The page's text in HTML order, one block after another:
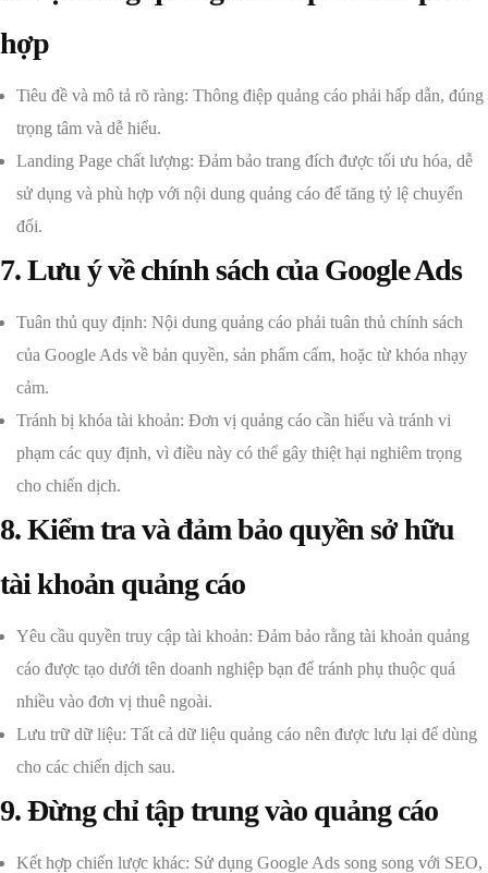
hợp
Tiêu đề và mô tả rõ ràng: Thông điệp quảng cáo phải hấp dẫn, đúng
trọng tâm và dễ hiểu.
Landing Page chất lượng: Đảm bảo trang đích được tối ưu hóa, dễ
sử dụng và phù hợp với nội dung quảng cáo để tăng tỷ lệ chuyển
đổi.
7. Lưu ý về chính sách của Google Ads
Tuân thủ quy định: Nội dung quảng cáo phải tuân thủ chính sách
của Google Ads về bản quyền, sản phẩm cấm, hoặc từ khóa nhạy
cảm.
Tránh bị khóa tài khoản: Đơn vị quảng cáo cần hiểu và tránh vi
phạm các quy định, vì điều này có thể gây thiệt hại nghiêm trọng
cho chiến dịch.
8. Kiểm tra và đảm bảo quyền sở hữu
tài khoản quảng cáo
Yêu cầu quyền truy cập tài khoản: Đảm bảo rằng tài khoản quảng
cáo được tạo dưới tên doanh nghiệp bạn để tránh phụ thuộc quá
nhiều vào đơn vị thuê ngoài.
Lưu trữ dữ liệu: Tất cả dữ liệu quảng cáo nên được lưu lại để dùng
cho các chiến dịch sau.
9. Đừng chỉ tập trung vào quảng cáo
Kết hợp chiến lược khác: Sử dụng Google Ads song song với SEO,